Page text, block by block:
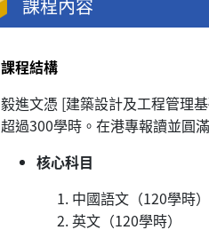
課程內容
課程結構
毅進文憑 [建築設計及工程管理
超過300學時。在港專報讀並圓
核心科目
中國語文（120學時）
英文（120學時）